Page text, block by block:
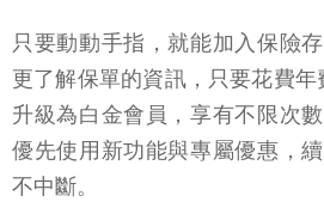
只要動動手指，就能加入保險
更了解保單的資訊，只要花費年
升級為白金會員，享有不限次
優先使用新功能與專屬優惠，
不中斷。